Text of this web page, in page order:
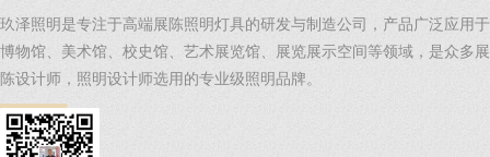
玖泽照明是专注于高端展陈照明灯具的研发与制造公司，产品广泛应用于
博物馆、美术馆、校史馆、艺术展览馆、展览展示空间等领域，是众多展
陈设计师，照明设计师选用的专业级照明品牌。